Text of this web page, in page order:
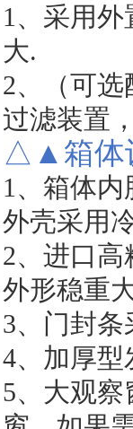
1、 采用外
大.
2、（可选
过滤装置
△▲ 箱体
1、 箱体内
外壳采用
2、 进口高
外形稳重
3、 门封条
4、 加厚型
5、 大观察